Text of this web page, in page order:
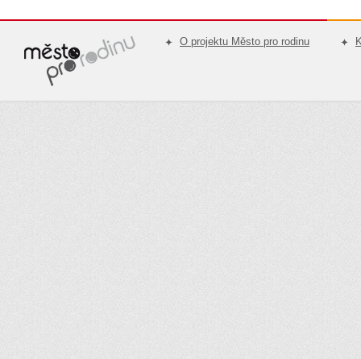
O projektu Město pro rodinu